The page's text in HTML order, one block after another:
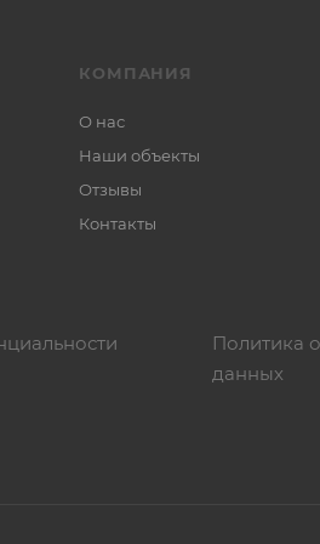
КОМПАНИЯ
О нас
Наши объекты
Отзывы
Контакты
Политика
данных